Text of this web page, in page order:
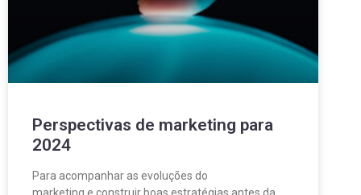
Perspectivas de marketing para
2024
Para acompanhar as evoluções do